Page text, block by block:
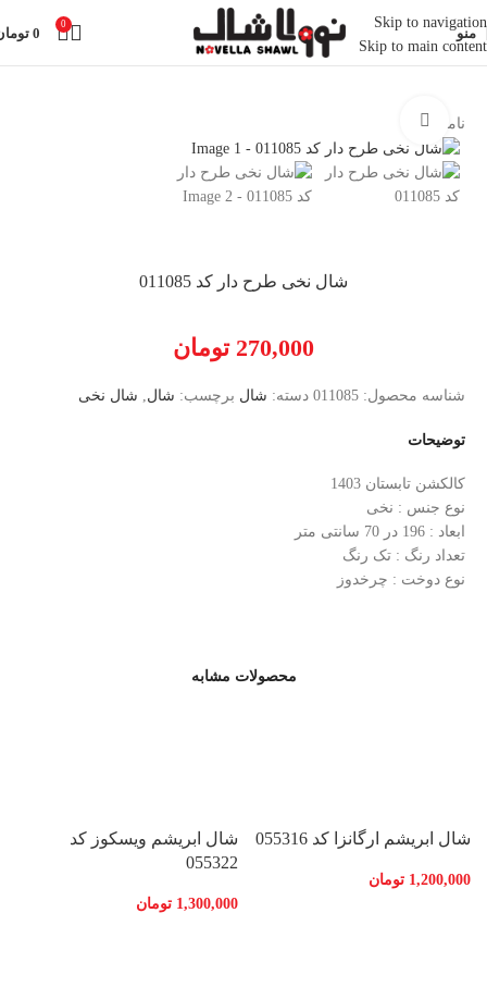
Skip to navigation
Skip to main content
منو
0
0
خانه شال
ناموجود
شال نخی طرح دار کد 011085
270,000 تومان
شناسه محصول: 011085 دسته: شال برچسب: شال شال نخی
توضیحات
کالکشن تابستان 1403
نوع جنس : نخی
ابعاد : 196 در 70 سانتی متر
تعداد رنگ : تک رنگ
نوع دوخت : چرخدوز
محصولات مشابه
شال ابریشم ارگانزا کد 055316
1,200,000 تومان
شال ابریشم ویسکوز کد
055322
1,300,000 تومان